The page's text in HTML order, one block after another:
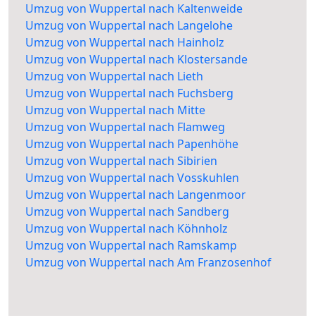
Umzug von Wuppertal nach Kaltenweide
Umzug von Wuppertal nach Langelohe
Umzug von Wuppertal nach Hainholz
Umzug von Wuppertal nach Klostersande
Umzug von Wuppertal nach Lieth
Umzug von Wuppertal nach Fuchsberg
Umzug von Wuppertal nach Mitte
Umzug von Wuppertal nach Flamweg
Umzug von Wuppertal nach Papenhöhe
Umzug von Wuppertal nach Sibirien
Umzug von Wuppertal nach Vosskuhlen
Umzug von Wuppertal nach Langenmoor
Umzug von Wuppertal nach Sandberg
Umzug von Wuppertal nach Köhnholz
Umzug von Wuppertal nach Ramskamp
Umzug von Wuppertal nach Am Franzosenhof